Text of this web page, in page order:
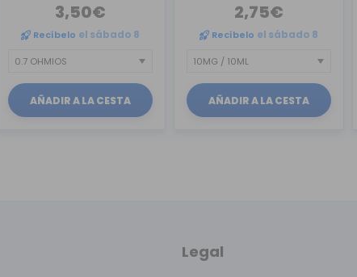
3,50€
Recíbelo el sábado 8
AÑADIR A LA CESTA
2,75€
Recíbelo el sábado 8
AÑADIR A LA CESTA
Legal